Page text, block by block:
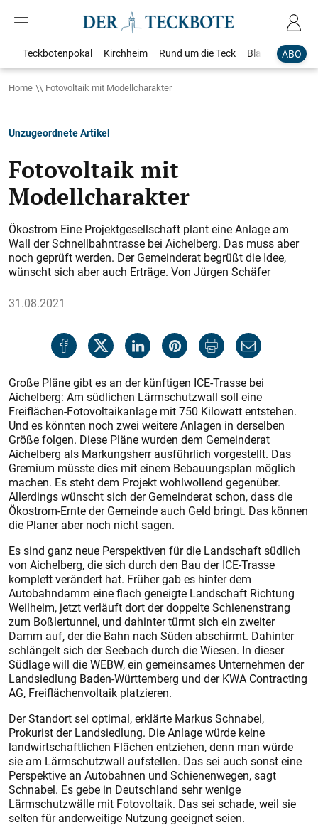
ABO
Teckbotenpokal Kirchheim Rund um die Teck Blaulicht
Home Fotovoltaik mit Modellcharakter
Unzugeordnete Artikel
Fotovoltaik mit
Modellcharakter
Ökostrom Eine Projektgesellschaft plant eine Anlage am
Wall der Schnellbahntrasse bei Aichelberg. Das muss aber
noch geprüft werden. Der Gemeinderat begrüßt die Idee,
wünscht sich aber auch Erträge. Von Jürgen Schäfer
31.08.2021
Große Pläne gibt es an der künftigen ICE-Trasse bei
Aichelberg: Am südlichen Lärmschutzwall soll eine
Freiflächen-Fotovoltaikanlage mit 750 Kilowatt entstehen.
Und es könnten noch zwei weitere Anlagen in derselben
Größe folgen. Diese Pläne wurden dem Gemeinderat
Aichelberg als Markungsherr ausführlich vorgestellt. Das
Gremium müsste dies mit einem Bebauungsplan möglich
machen. Es steht dem Projekt wohlwollend gegenüber.
Allerdings wünscht sich der Gemeinderat schon, dass die
Ökostrom-Ernte der Gemeinde auch Geld bringt. Das können
die Planer aber noch nicht sagen.
Es sind ganz neue Perspektiven für die Landschaft südlich
von Aichelberg, die sich durch den Bau der ICE-Trasse
komplett verändert hat. Früher gab es hinter dem
Autobahndamm eine flach geneigte Landschaft Richtung
Weilheim, jetzt verläuft dort der doppelte Schienenstrang
zum Boßlertunnel, und dahinter türmt sich ein zweiter
Damm auf, der die Bahn nach Süden abschirmt. Dahinter
schlängelt sich der Seebach durch die Wiesen. In dieser
Südlage will die WEBW, ein gemeinsames Unternehmen der
Landsiedlung Baden-Württemberg und der KWA Contracting
AG, Freiflächenvol­taik platzieren.
Der Standort sei optimal, erklärte Markus Schnabel,
Prokurist der Landsiedlung. Die Anlage würde keine
landwirtschaftlichen Flächen entziehen, denn man würde
sie am Lärmschutzwall aufstellen. Das sei auch sonst eine
Perspektive an Autobahnen und Schienenwegen, sagt
Schnabel. Es gebe in Deutschland sehr wenige
Lärmschutzwälle mit Fotovol­taik. Das sei schade, weil sie
selten für anderweitige Nutzung geeignet seien.